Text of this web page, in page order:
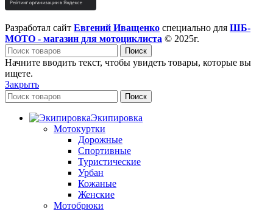
Разработал сайт Евгений Иващенко специально для ШБ-
МОТО - магазин для мотоциклиста © 2025г.
Поиск
Начните вводить текст, чтобы увидеть товары, которые вы
ищете.
Закрыть
Поиск
Экипировка
Мотокуртки
Дорожные
Спортивные
Туристические
Урбан
Кожаные
Женские
Мотобрюки